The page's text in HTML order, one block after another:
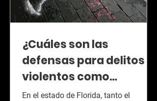
¿Cuáles son las
defensas para delitos
violentos como
homicidio, asesinato y
En el estado de Florida, tanto el